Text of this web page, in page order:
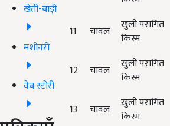
खेती-बाड़ी
मशीनरी
वेब स्टोरी
11 चावल
खुली परागित
किस्म
12 चावल
खुली परागित
किस्म
13 चावल
खुली परागित
किस्म